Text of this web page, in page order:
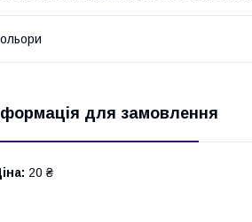
для замовлення
20 ₴